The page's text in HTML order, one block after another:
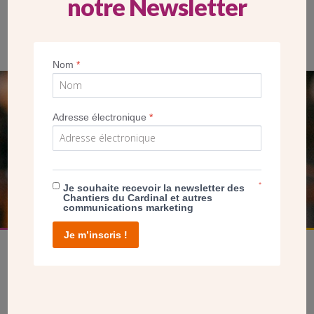
SEUL VOTRE DON
NOUS PERMET D’AGIR
FAIRE UN DON
notre Newsletter
Nom*
Adresse électronique*
Je souhaite recevoir la newsletter des
Chantiers du Cardinal et autres
communications marketing
*
Je m’inscris !